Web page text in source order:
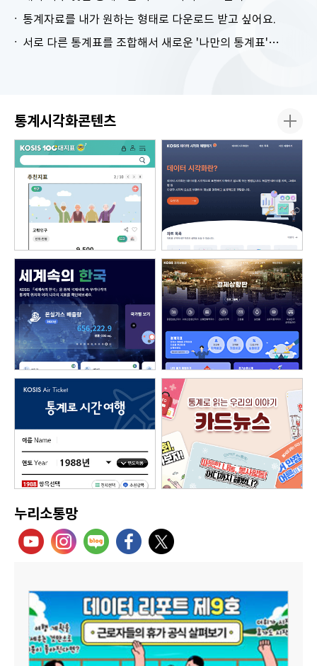
통계자료를 내가 원하는 형태로 다운로드 받고 싶어요.
서로 다른 통계표를 조합해서 새로운 '나만의 통계표'를 만들고 싶어요.
통계시각화콘텐츠
누리소통망